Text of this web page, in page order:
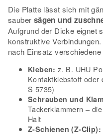
Die Platte lässt sich mit
sauber sägen und
Aufgrund der Dicke eignet
konstruktive
nach Einsatz
Kleben: z. B. UHU
Kontaktklebstoff oder
S 5735)
Schrauben und
Tackerklammern –
Halt
Z-Schienen (Z-Clip):